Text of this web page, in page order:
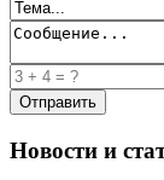
Новости и